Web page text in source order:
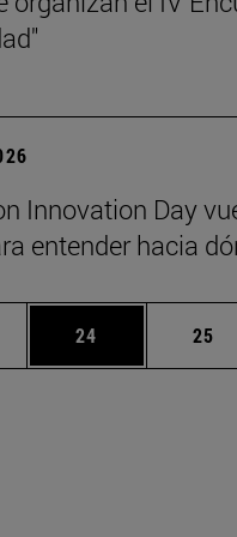
Innovation Day
entender hacia
Use TAB para
Página
24 25